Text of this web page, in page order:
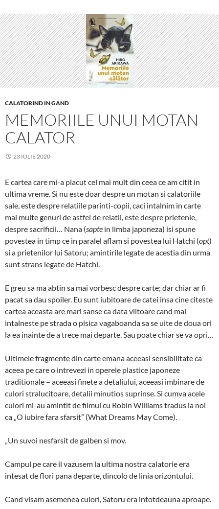
CALATORIND IN GAND
MEMORIILE UNUI MOTAN
CALATOR
23 IULIE 2020
E cartea care mi-a placut cel mai mult din ceea ce am citit in
ultima vreme. Si nu este doar despre un motan si calatoriile
sale, este despre relatiile parinti-copii, caci intalnim in carte
mai multe genuri de astfel de relatii, este despre prietenie,
despre sacrificii… Nana (sapte in limba japoneza) isi spune
povestea in timp ce in paralel aflam si povestea lui Hatchi (opt)
si a prietenilor lui Satoru; amintirile legate de acestia din urma
sunt strans legate de Hatchi.
E greu sa ma abtin sa mai vorbesc despre carte; dar chiar ar fi
pacat sa dau spoiler. Eu sunt iubitoare de catei insa cine citeste
cartea aceasta are mari sanse ca data viitoare cand mai
intalneste pe strada o pisica vagaboanda sa se uite de doua ori
la ea inainte de a trece mai departe. Sau poate chiar se va opri…
Ultimele fragmente din carte emana aceeasi sensibilitate ca
aceea pe care o intrevezi in operele plastice japoneze
traditionale – aceeasi finete a detaliului, aceeasi imbinare de
culori stralucitoare, detalii minutios suprinse. Si cumva acele
culori mi-au amintit de filmul cu Robin Williams tradus la noi
ca „O iubire fara sfarsit” (What Dreams May Come).
„Un suvoi nesfarsit de galben si mov.
Campul pe care il vazusem la ultima nostra calatorie era
intesat de flori pana departe, dincolo de linia orizontului.
Cand visam asemenea culori, Satoru era intotdeauna aproape.